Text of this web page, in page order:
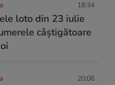
18:34
loto din 23 iulie
câștigătoare
20:06